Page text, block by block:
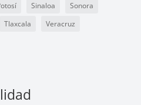
Sinaloa
Sonora
Tlaxcala
Veracruz